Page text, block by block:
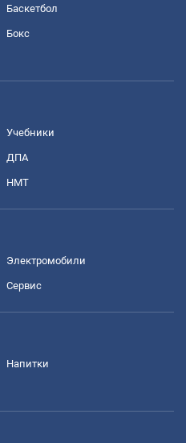
Баскетбол
Бокс
Учебники
ДПА
НМТ
Электромобили
Сервис
Напитки